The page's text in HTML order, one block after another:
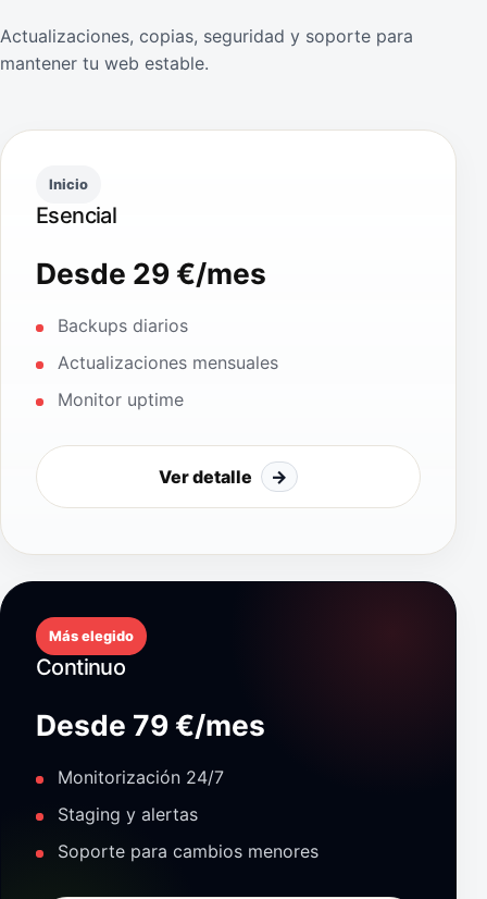
Actualizaciones, copias, seguridad y soporte para
mantener tu web estable.
Inicio
Esencial
Desde 29 €/mes
Backups diarios
Actualizaciones mensuales
Monitor uptime
Ver detalle →
Más elegido
Continuo
Desde 79 €/mes
Monitorización 24/7
Staging y alertas
Soporte para cambios menores